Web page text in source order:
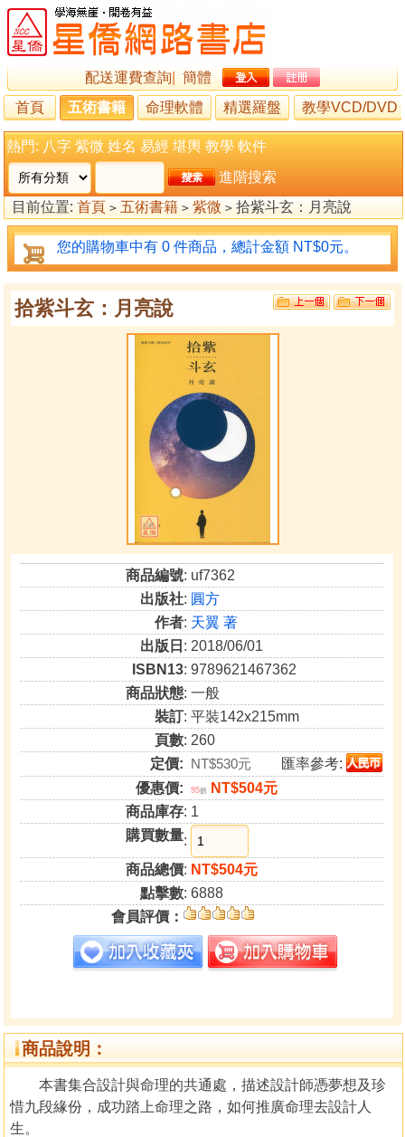
配送運費查詢
簡體
首頁
五術書籍 命理軟體 精選羅盤 教學VCD/DVD
熱門: 八字 紫微 姓名 易經 堪輿 教學 軟件
進階搜索
目前位置: 首頁 > 五術書籍 > 紫微 > 拾紫斗玄：月亮說
您的購物車中有 0 件商品，總計金額 NT$0元。
拾紫斗玄：月亮說
商品編號: uf7362
出版社: 圓方
作者: 天翼 著
出版日 : 2018/06/01
ISBN13: 9789621467362
商品狀態: 一般
裝訂: 平裝142x215mm
頁數: 260
定價: NT$530元
匯率參考:
優惠價:
95折
NT$504元
商品庫存: 1
購買數量:
商品總價: NT$504元
點擊數: 6888
會員評價：
商品說明：
本書集合設計與命理的共通處，描述設計師憑夢想及珍
惜九段緣份，成功踏上命理之路，如何推廣命理去設計人
生。